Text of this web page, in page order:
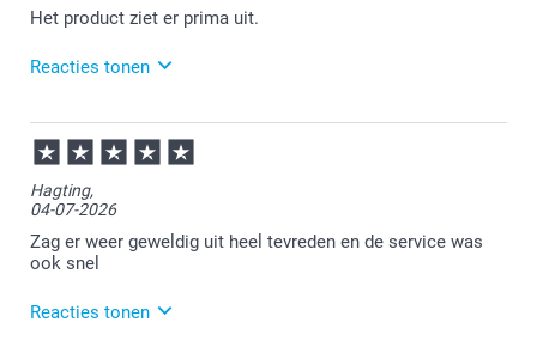
Het product ziet er prima uit.
Reacties tonen
20-07-2026
14:46
Bedankt voor je review. Fijn om te horen dat je
tevreden bent met je placemat. Heel veel plezier
ervan en we zien je graag nog eens terug.
Hagting,
04-07-2026
Zag er weer geweldig uit heel tevreden en de service was
ook snel
Reacties tonen